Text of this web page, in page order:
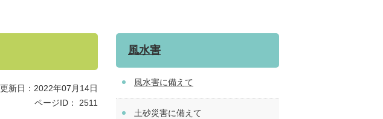
更新日：2022年07月14日
ページID：
2511
風水害
風水害に備えて
土砂災害に備えて